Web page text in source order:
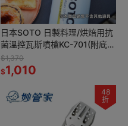
日本SOTO 日製料理/烘焙用抗
菌溫控瓦斯噴槍KC-701(附底
座) 可倒噴
$1,370
$1,010
48
折